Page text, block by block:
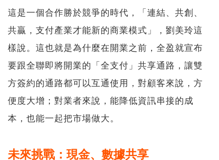
這是一個合作勝於競爭的時代，「連結、共創、
共贏，支付產業才能新的商業模式」，劉美玲這
樣說。這也就是為什麼在開業之前，全盈就宣布
要跟全聯即將開業的「全支付」共享通路，讓雙
方簽約的通路都可以互通使用，對顧客來說，方
便度大增；對業者來說，能降低資訊串接的成
本，也能一起把市場做大。
未來挑戰：現金、數據共享